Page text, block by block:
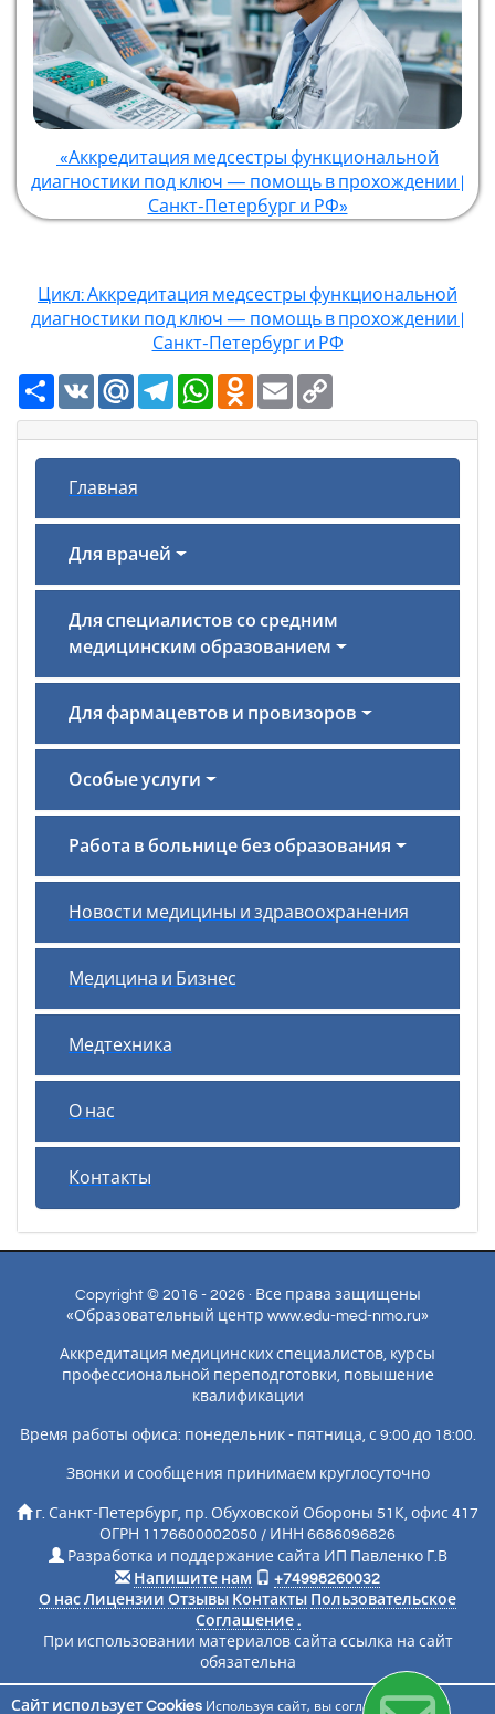
«Аккредитация медсестры функциональной
диагностики под ключ — помощь в прохождении |
Санкт-Петербург и РФ»
Цикл: Аккредитация медсестры функциональной
диагностики под ключ — помощь в прохождении |
Санкт-Петербург и РФ
Ресурс
VK Mail.RuTelegramWhatsAppOdnoklassniki
Email
Главная
Для врачей
Для специалистов со средним
медицинским образованием
Для фармацевтов и провизоров
Особые услуги
Работа в больнице без образования
Новости медицины и здравоохранения
Медицина и Бизнес
Медтехника
О нас
Контакты
Copyright © 2016 - 2026 · Все права защищены
«Образовательный центр www.edu-med-nmo.ru»
Аккредитация медицинских специалистов, курсы
профессиональной переподготовки, повышение
квалификации
Время работы офиса: понедельник - пятница, с 9:00 до 18:00.
Звонки и сообщения принимаем круглосуточно
г. Санкт-Петербург, пр. Обуховской Обороны 51К, офис 417
ОГРН 1176600002050 / ИНН 6686096826
Разработка и поддержание сайта ИП Павленко Г.В
Напишите нам
+74998260032
О нас Лицензии Отзывы Контакты Пользовательское
Соглашение .
При использовании материалов сайта ссылка на сайт
обязательна
Сайт использует Cookies Используя сайт, вы соглашаетесь с